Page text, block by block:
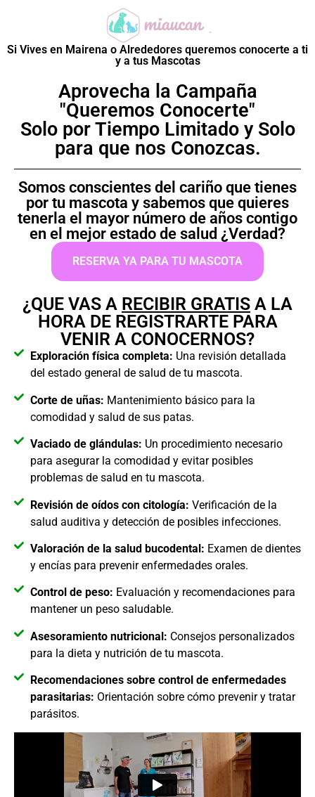
Si Vives en Mairena o Alrededores queremos conocerte a ti
y a tus Mascotas
Aprovecha la Campaña
"Queremos Conocerte"
Solo por Tiempo Limitado y Solo
para que nos Conozcas.
Somos conscientes del cariño que tienes
por tu mascota y sabemos que quieres
tenerla el mayor número de años contigo
en el mejor estado de salud ¿Verdad?
RESERVA YA PARA TU MASCOTA
¿QUE VAS A RECIBIR GRATIS A LA
HORA DE REGISTRARTE PARA
VENIR A CONOCERNOS?
Exploración física completa: Una revisión detallada
del estado general de salud de tu mascota.
Corte de uñas: Mantenimiento básico para la
comodidad y salud de sus patas.
Vaciado de glándulas: Un procedimiento necesario
para asegurar la comodidad y evitar posibles
problemas de salud en tu mascota.
Revisión de oídos con citología: Verificación de la
salud auditiva y detección de posibles infecciones.
Valoración de la salud bucodental: Examen de dientes
y encías para prevenir enfermedades orales.
Control de peso: Evaluación y recomendaciones para
mantener un peso saludable.
Asesoramiento nutricional: Consejos personalizados
para la dieta y nutrición de tu mascota.
Recomendaciones sobre control de enfermedades
parasitarias: Orientación sobre cómo prevenir y tratar
parásitos.